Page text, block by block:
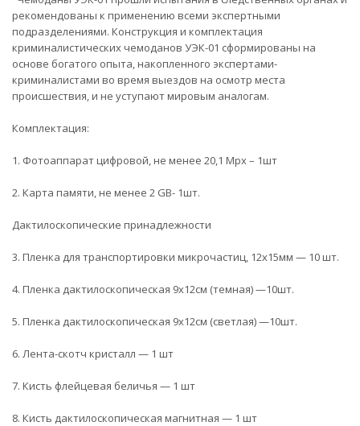
рекомендованы к применению всеми экспертными
подразделениями. Конструкция и комплектация
криминалистических чемоданов УЭК-01 сформированы на
основе богатого опыта, накопленного экспертами-
криминалистами во время выездов на осмотр места
происшествия, и не уступают мировым аналогам.
Комплектация:
1. Фотоаппарат цифровой, не менее 20,1 Mpx – 1шт
2. Карта памяти, не менее 2 GB- 1шт.
Дактилоскопические принадлежности
3. Пленка для транспортировки микрочастиц, 12х15мм — 10 шт.
4. Пленка дактилоскопическая 9х12см (темная) —10шт.
5. Пленка дактилоскопическая 9х12см (светлая) —10шт.
6. Лента-скотч кристалл — 1 шт
7. Кисть флейцевая беличья — 1 шт
8. Кисть дактилоскопическая магнитная — 1 шт